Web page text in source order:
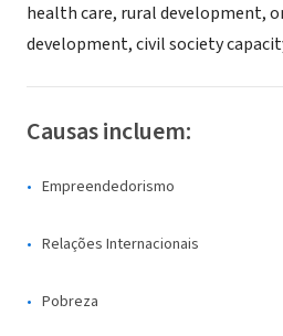
health care, rural development,
development, civil society
Causas incluem:
Empreendedorismo
Relações Internacionais
Pobreza